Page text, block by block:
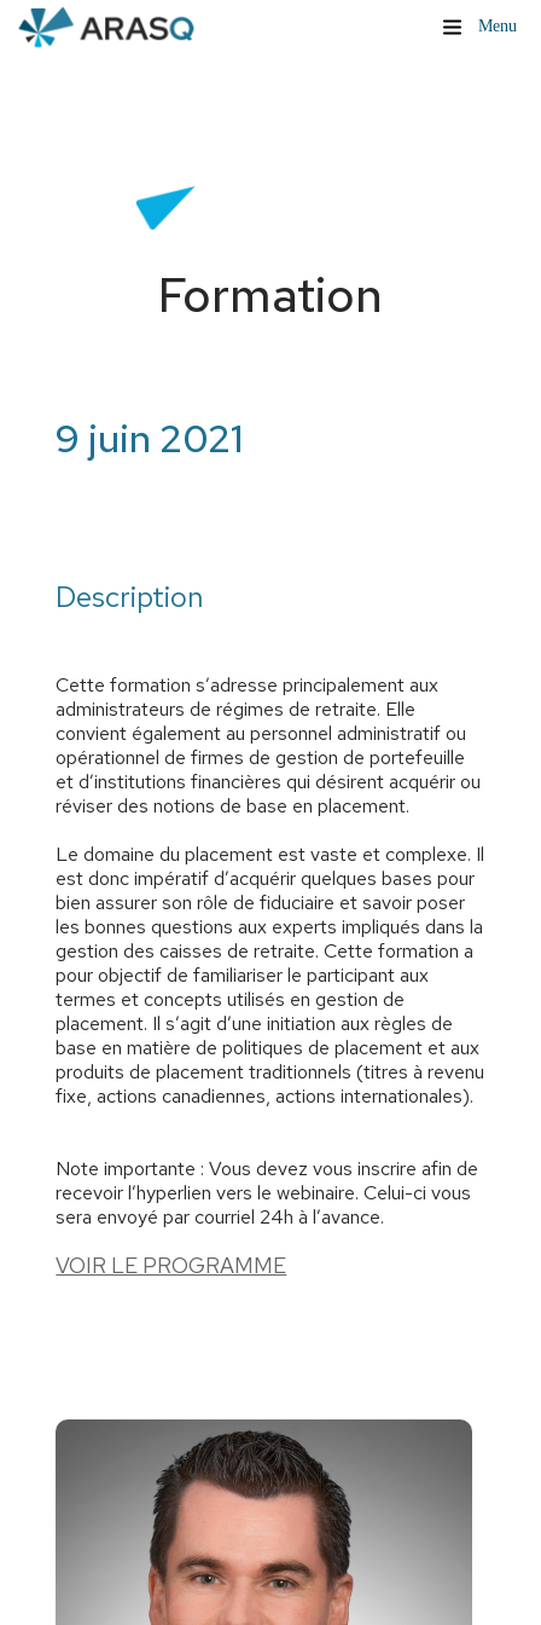
Menu
Formation
9 juin 2021
Description
Cette formation s’adresse principalement aux
administrateurs de régimes de retraite. Elle
convient également au personnel administratif ou
opérationnel de firmes de gestion de portefeuille
et d’institutions financières qui désirent acquérir ou
réviser des notions de base en placement.
Le domaine du placement est vaste et complexe. Il
est donc impératif d’acquérir quelques bases pour
bien assurer son rôle de fiduciaire et savoir poser
les bonnes questions aux experts impliqués dans la
gestion des caisses de retraite. Cette formation a
pour objectif de familiariser le participant aux
termes et concepts utilisés en gestion de
placement. Il s’agit d’une initiation aux règles de
base en matière de politiques de placement et aux
produits de placement traditionnels (titres à revenu
fixe, actions canadiennes, actions internationales).
Note importante : Vous devez vous inscrire afin de
recevoir l’hyperlien vers le webinaire. Celui-ci vous
sera envoyé par courriel 24h à l’avance.
VOIR LE PROGRAMME